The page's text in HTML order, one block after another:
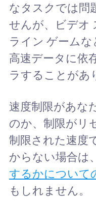
なタスクでは問
せんが、ビデオ
ライン ゲーム
高速データに依
ラすることがあ
速度制限があな
のか、制限がリ
制限された速度
からない場合は、
するかについて
もしれません。